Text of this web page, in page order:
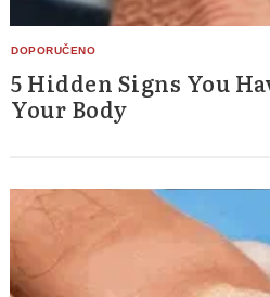
5 Hidden Signs You
Your Body